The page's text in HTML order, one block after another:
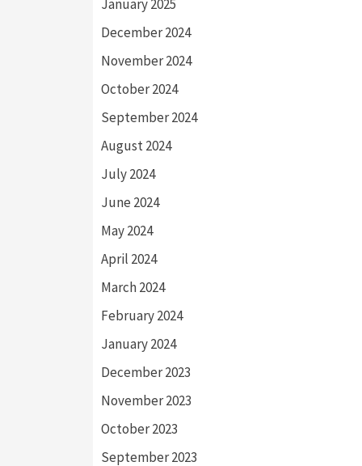
January 2025
December 2024
November 2024
October 2024
September 2024
August 2024
July 2024
June 2024
May 2024
April 2024
March 2024
February 2024
January 2024
December 2023
November 2023
October 2023
September 2023